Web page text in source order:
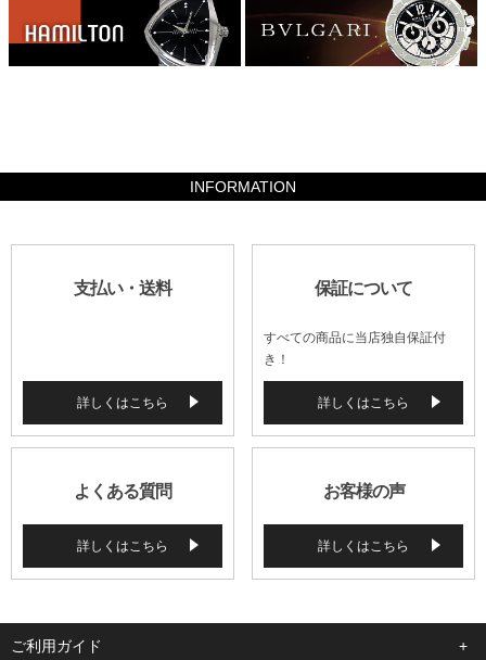
INFORMATION
支払い・送料
詳しくはこちら
保証について
すべての商品に当店独自保証付
き！
詳しくはこちら
よくある質問
詳しくはこちら
お客様の声
詳しくはこちら
ご利用ガイド